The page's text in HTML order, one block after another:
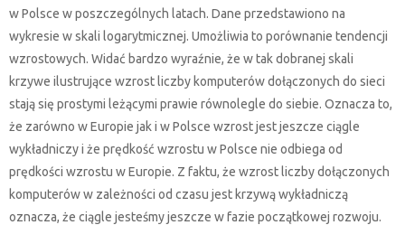
w Polsce w poszczególnych latach. Dane przedstawiono na
wykresie w skali logarytmicznej. Umożliwia to porównanie tendencji
wzrostowych. Widać bardzo wyraźnie, że w tak dobranej skali
krzywe ilustrujące wzrost liczby komputerów dołączonych do sieci
stają się prostymi leżącymi prawie równolegle do siebie. Oznacza to,
że zarówno w Europie jak i w Polsce wzrost jest jeszcze ciągle
wykładniczy i że prędkość wzrostu w Polsce nie odbiega od
prędkości wzrostu w Europie. Z faktu, że wzrost liczby dołączonych
komputerów w zależności od czasu jest krzywą wykładniczą
oznacza, że ciągle jesteśmy jeszcze w fazie początkowej rozwoju.